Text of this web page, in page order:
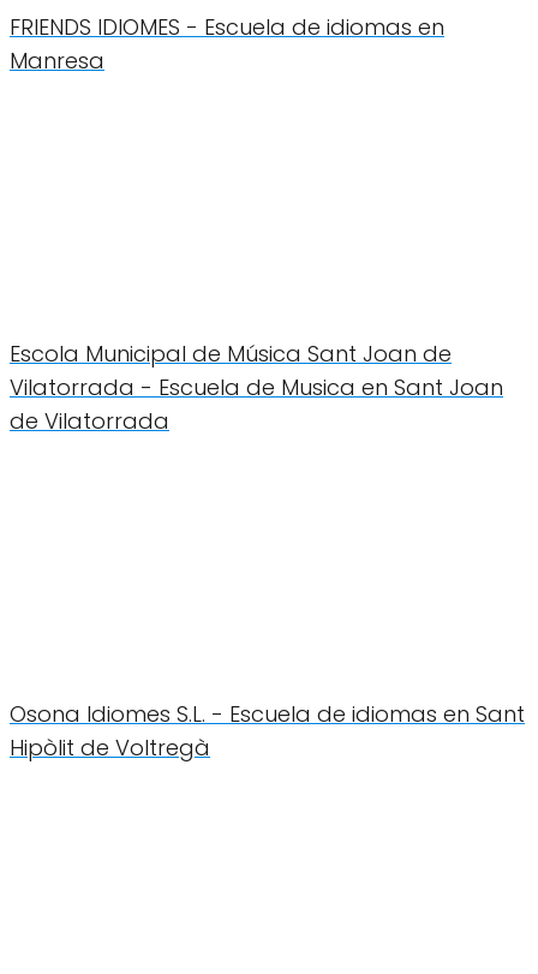
FRIENDS IDIOMES - Escuela de idiomas en
Manresa
Escola Municipal de Música Sant Joan de
Vilatorrada - Escuela de Musica en Sant Joan
de Vilatorrada
Osona Idiomes S.L. - Escuela de idiomas en Sant
Hipòlit de Voltregà